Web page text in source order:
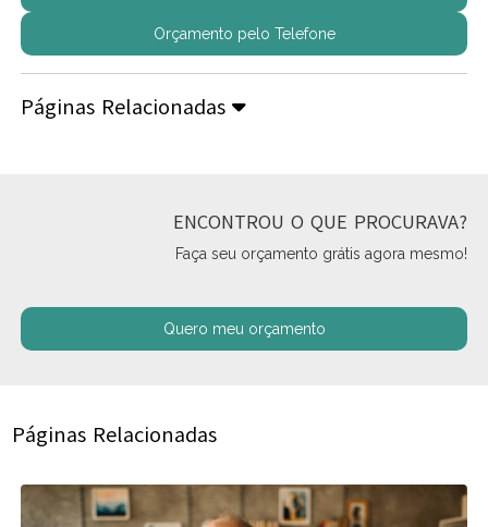
Orçamento pelo Telefone
Páginas Relacionadas
ENCONTROU O QUE PROCURAVA?
Faça seu orçamento grátis agora mesmo!
Quero meu orçamento
Páginas Relacionadas